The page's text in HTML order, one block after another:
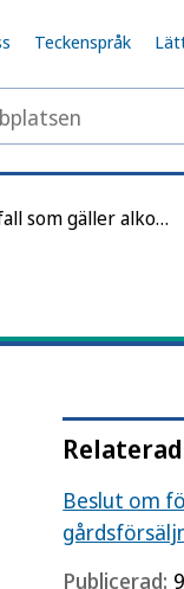
Teckenspråk
Rättsfall som gäller alkohollagen
Beslut om
Publicerad: